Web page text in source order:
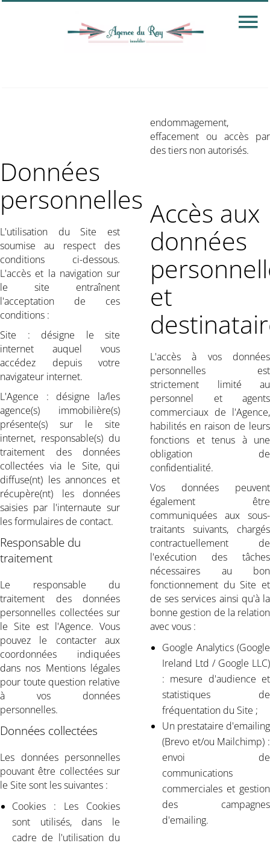
Données
personnelles
L'utilisation du Site est
soumise au respect des
conditions ci-dessous.
L'accès et la navigation sur
le site entraînent
l'acceptation de ces
conditions :
Site : désigne le site
internet auquel vous
accédez depuis votre
navigateur internet.
L'Agence : désigne la/les
agence(s) immobilière(s)
présente(s) sur le site
internet, responsable(s) du
traitement des données
collectées via le Site, qui
diffuse(nt) les annonces et
récupère(nt) les données
saisies par l'internaute sur
les formulaires de contact.
Responsable du
traitement
Le responsable du
traitement des données
personnelles collectées sur
le Site est l'Agence. Vous
pouvez le contacter aux
coordonnées indiquées
dans nos Mentions légales
pour toute question relative
à vos données
personnelles.
Données collectées
Les données personnelles
pouvant être collectées sur
le Site sont les suivantes :
Cookies : Les Cookies
sont utilisés, dans le
cadre de l'utilisation du
endommagement,
effacement ou accès par
des tiers non autorisés.
Accès aux
données
et
L'accès à vos données
personnelles est
strictement limité au
personnel et agents
commerciaux de l'Agence,
habilités en raison de leurs
fonctions et tenus à une
obligation de
confidentialité.
Vos données peuvent
également être
communiquées aux sous-
traitants suivants, chargés
contractuellement de
l'exécution des tâches
nécessaires au bon
fonctionnement du Site et
de ses services ainsi qu'à la
bonne gestion de la relation
avec vous :
Google Analytics (Google
Ireland Ltd / Google LLC)
: mesure d'audience et
statistiques de
fréquentation du Site ;
Un prestataire d'emailing
(Brevo et/ou Mailchimp) :
envoi de
communications
commerciales et gestion
des campagnes
d'emailing.